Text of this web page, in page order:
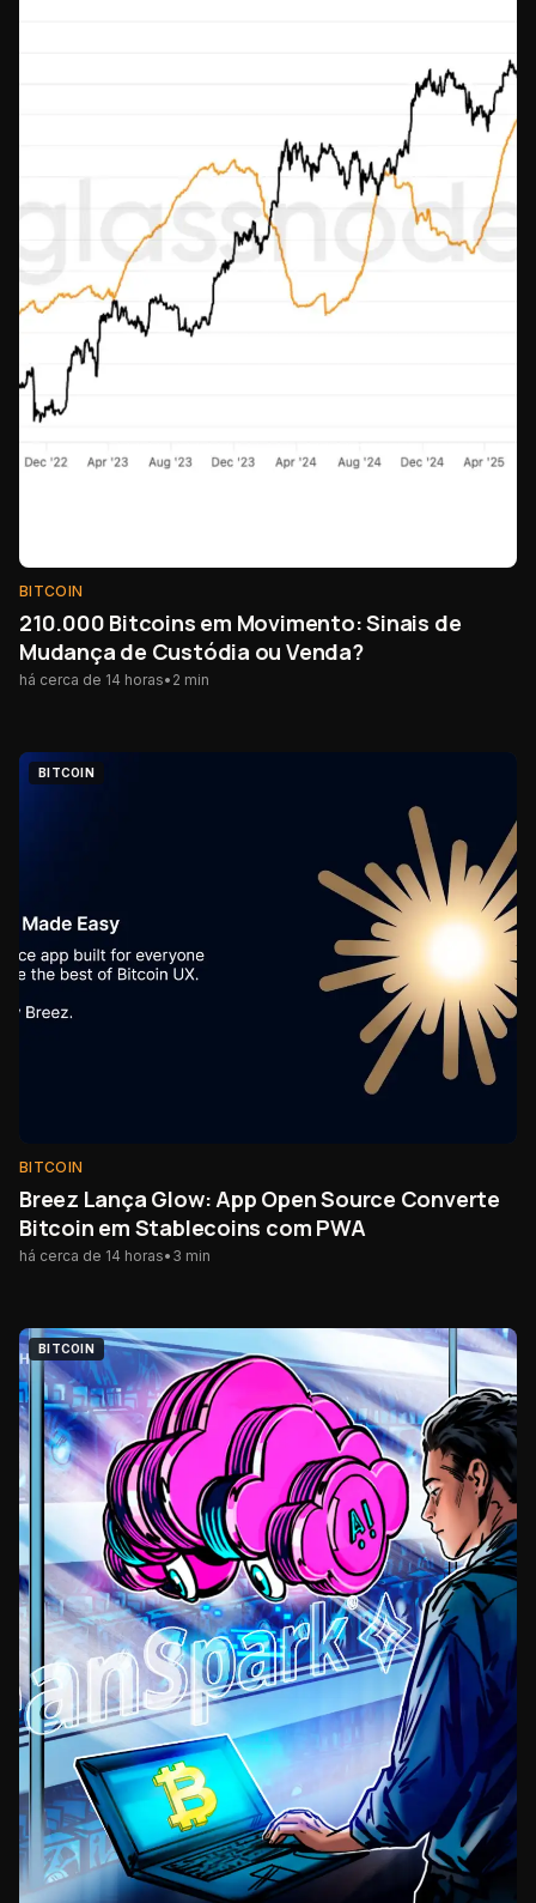
BITCOIN
210.000 Bitcoins em Movimento: Sinais de
Mudança de Custódia ou Venda?
há cerca de 14 horas• 2 min
BITCOIN
BITCOIN
Breez Lança Glow: App Open Source Converte
Bitcoin em Stablecoins com PWA
há cerca de 14 horas• 3 min
BITCOIN